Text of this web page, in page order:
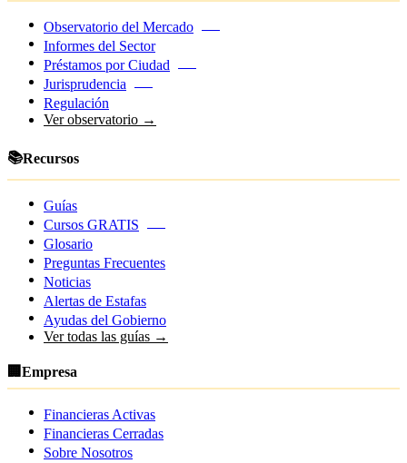
Observatorio del Mercado
Informes del Sector
Préstamos por Ciudad
Jurisprudencia
Regulación
Ver observatorio →
📚Recursos
Guías
Cursos GRATIS
Glosario
Preguntas Frecuentes
Noticias
Alertas de Estafas
Ayudas del Gobierno
Ver todas las guías →
🏢 Empresa
Financieras Activas
Financieras Cerradas
Sobre Nosotros